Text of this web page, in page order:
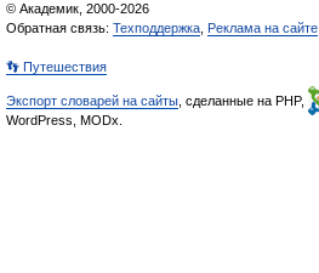
© Академик, 2000-2026
Обратная связь: Техподдержка Реклама на сайте
👣 Путешествия
Экспорт словарей на сайты , сделанные на PHP,
WordPress, MODx.